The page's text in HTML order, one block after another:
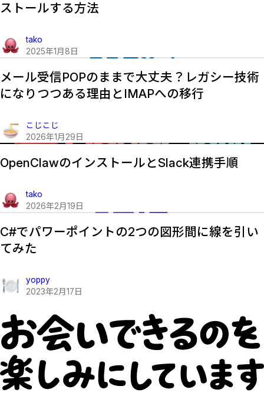
ストールする方法
tako
2025年1月 8 日
メール受信POPのままで大丈夫？レガシー技術
になりつつある理由とIMAPへの移行
こじこじ
2026年1月 29 日
OpenClawのインストールとSlack連携手順
tako
2026年2月 19 日
C#でパワーポイントの2つの図形間に線を引い
てみた
yoppy
2023年2月 17 日